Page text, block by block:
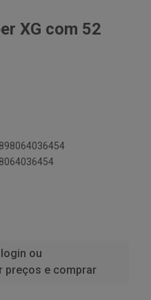
XG com 52
ou
preços e comprar